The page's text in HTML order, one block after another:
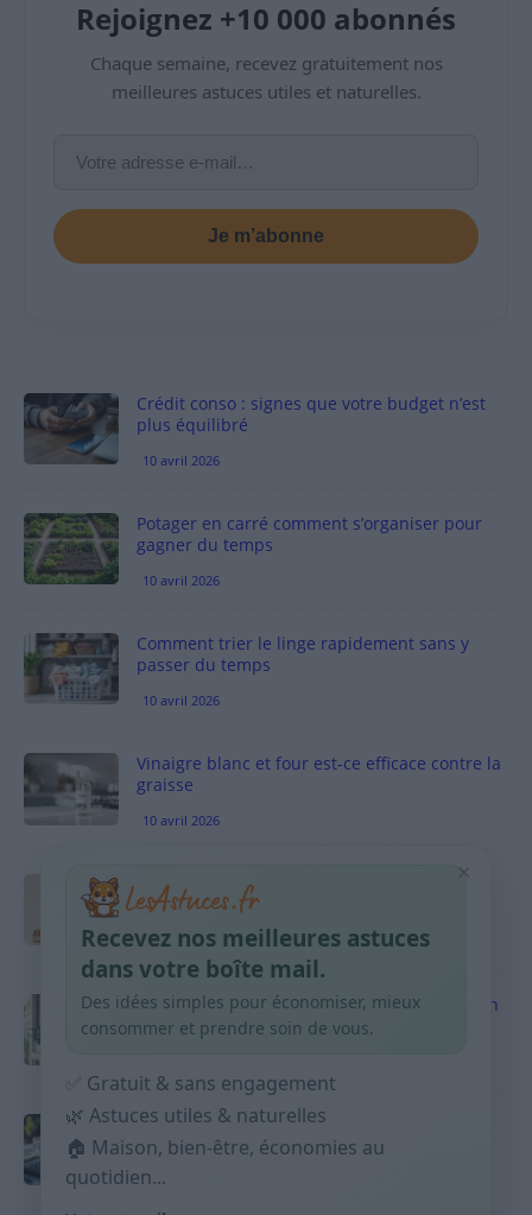
Rejoignez +10 000 abonnés
Chaque semaine, recevez gratuitement nos
meilleures astuces utiles et naturelles.
Je m’abonne
Crédit conso : signes que votre budget n’est
plus équilibré
10 avril 2026
Potager en carré comment s’organiser pour
gagner du temps
10 avril 2026
Comment trier le linge rapidement sans y
passer du temps
10 avril 2026
Vinaigre blanc et four est-ce efficace contre la
graisse
10 avril 2026
Taches pigmentaires : routine simple +
habitudes qui aident
9 avril 2026
Produits ménagers : comment économiser en
courses sans acheter 10 sprays
Budget mensuel : méthode rapide pour
répartir son salaire dès le jour de paie
9 avril 2026
×
Recevez nos meilleures astuces
dans votre boîte mail.
Des idées simples pour économiser, mieux
consommer et prendre soin de vous.
✅ Gratuit & sans engagement
🌿 Astuces utiles & naturelles
🏠 Maison, bien-être, économies au
quotidien...